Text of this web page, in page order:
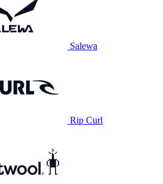
Salewa
Rip Curl